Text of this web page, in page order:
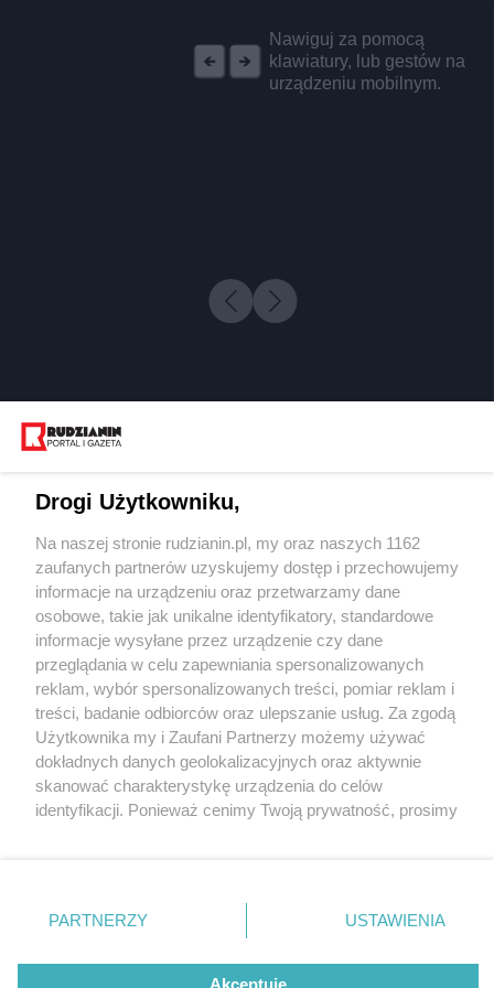
Nawiguj za pomocą
klawiatury, lub gestów na
urządzeniu mobilnym.
6 / 0
Wydawca mediów
Nie zapomnij
zapoznać się z:
polityką prywatności regulamin korzystania z portali
Twojemiasto
Piekary Śląskie
Chorzów
Tarnowskie Góry
Gliwice
Skontakuj sięz nami
Kontakt
Wydawca
Redakcja
Drogi Użytkowniku,
Na naszej stronie rudzianin.pl, my oraz naszych 1162
zaufanych partnerów uzyskujemy dostęp i przechowujemy
informacje na urządzeniu oraz przetwarzamy dane
osobowe, takie jak unikalne identyfikatory, standardowe
informacje wysyłane przez urządzenie czy dane
przeglądania w celu zapewniania spersonalizowanych
reklam, wybór spersonalizowanych treści, pomiar reklam i
treści, badanie odbiorców oraz ulepszanie usług. Za zgodą
Użytkownika my i Zaufani Partnerzy możemy używać
dokładnych danych geolokalizacyjnych oraz aktywnie
skanować charakterystykę urządzenia do celów
identyfikacji. Ponieważ cenimy Twoją prywatność, prosimy
prywatności znajdujący się w lewym dolnym rogu strony
. Niektóre rodzaje przetwarzania danych nie wymagają
zgody użytkownika, ale masz prawo sprzeciwić się
takiemu przetwarzaniu. Preferencje będą miały
PARTNERZY USTAWIENIA
Akceptuję